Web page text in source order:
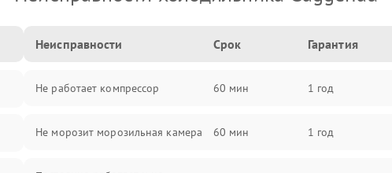
Неисправности Срок Гарантия
Не работает компрессор 60 мин 1 год
Не морозит морозильная камера 60 мин 1 год